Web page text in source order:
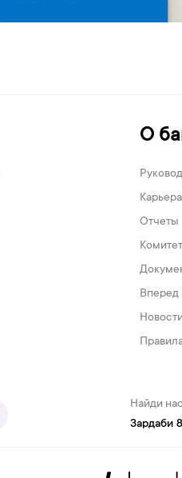
О
Карьера
Отчеты
Вперед
Новости
Найди нас
Зардаби